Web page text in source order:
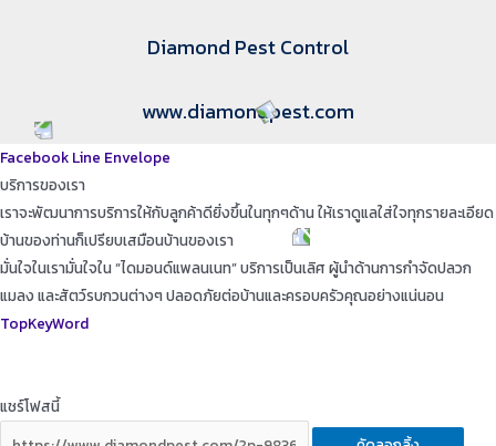
Diamond Pest Control
www.diamondpest.com
Facebook Line Envelope
บริการของเรา
เราจะพัฒนาการบริการให้กับลูกค้าดียิ่งขึ้นในทุกๆด้าน ให้เราดูแลใส่ใจทุกรายละเอียด
บ้านของท่านก็เปรียบเสมือนบ้านของเรา
มั่นใจในเรามั่นใจใน “ไดมอนด์แพลนเนท” บริการเป็นเลิศ ผู้นำด้านการกำจัดปลวก
แมลง และสัตว์รบกวนต่างๆ ปลอดภัยต่อบ้านและครอบครัวคุณอย่างแน่นอน
TopKeyWord
แชร์โฟสนี้